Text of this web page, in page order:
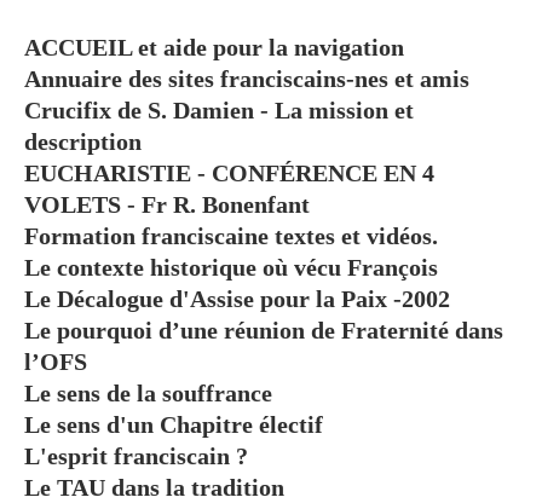
ACCUEIL et aide pour la navigation
Annuaire des sites franciscains-nes et amis
Crucifix de S. Damien - La mission et
description
EUCHARISTIE - CONFÉRENCE EN 4
VOLETS - Fr R. Bonenfant
Formation franciscaine textes et vidéos.
Le contexte historique où vécu François
Le Décalogue d'Assise pour la Paix -2002
Le pourquoi d’une réunion de Fraternité dans
l’OFS
Le sens de la souffrance
Le sens d'un Chapitre électif
L'esprit franciscain ?
Le TAU dans la tradition